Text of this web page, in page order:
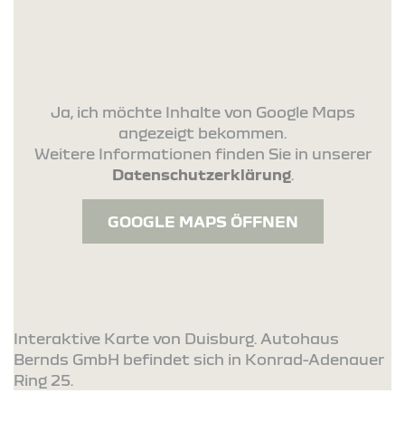
Ja, ich möchte Inhalte von Google Maps
angezeigt bekommen.
Weitere Informationen finden Sie in unserer
Datenschutzerklärung.
GOOGLE MAPS ÖFFNEN
Interaktive Karte von Duisburg. Autohaus
Bernds GmbH befindet sich in Konrad-Adenauer
Ring 25.